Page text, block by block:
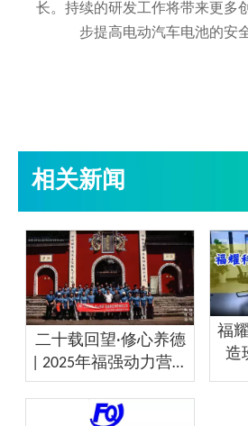
长。持续的研发工作将带来更多
步提高电动汽车电池的安
相关新闻
二十载回望·修心养德
| 2025年福强动力营雪
峰崇圣禅寺禅修之旅
圆满落幕
福
造